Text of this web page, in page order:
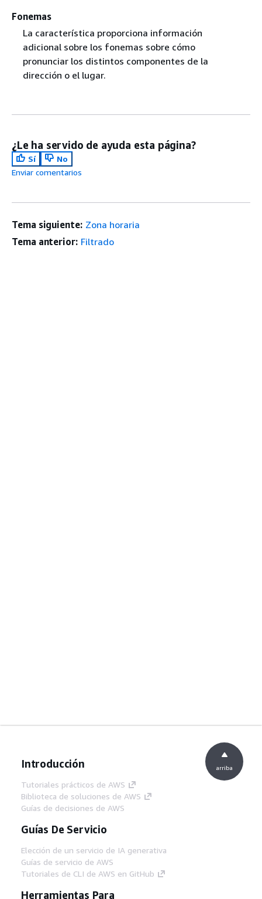
Fonemas
La característica proporciona información
adicional sobre los fonemas sobre cómo
pronunciar los distintos componentes de la
dirección o el lugar.
¿Le ha servido de ayuda esta página?
Sí
No
Enviar comentarios
Tema siguiente: Zona horaria
Tema anterior: Filtrado
Introducción
Tutoriales prácticos de AWS
Biblioteca de soluciones de AWS
Guías de decisiones de AWS
Guías De Servicio
Elección de un servicio de IA generativa
Guías de servicio de AWS
Tutoriales de CLI de AWS en GitHub
Herramientas Para
arriba